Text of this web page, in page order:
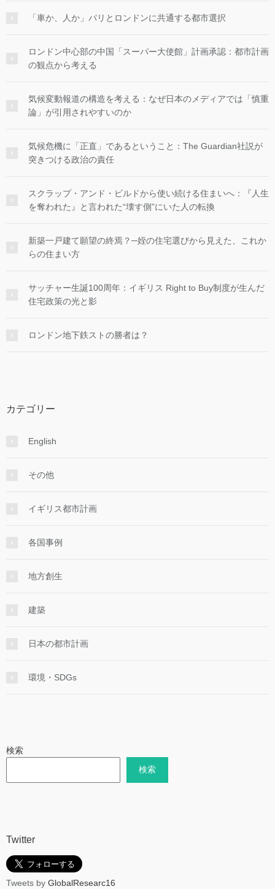
「車か、人か」パリとロンドンに共通する都市選択
ロンドン中心部の中国「スーパー大使館」計画承認：都市計画
の観点から考える
気候変動報道の構造を考える：なぜ日本のメディアでは「慎重
論」が引用されやすいのか
気候危機に「正直」であるということ：The Guardian社説が
突きつける政治の責任
スクラップ・アンド・ビルドから使い続ける住まいへ：『人生
を奪われた』と言われた“壊す側”にいた人の転換
新築一戸建て願望の終焉？─姪の住宅選びから見えた、これか
らの住まい方
サッチャー生誕100周年：イギリス Right to Buy制度が生んだ
住宅政策の光と影
ロンドン地下鉄ストの勝者は？
カテゴリー
English
その他
イギリス都市計画
各国事例
地方創生
建築
日本の都市計画
環境・SDGs
検索
検索
Twitter
Tweets by GlobalResearc16